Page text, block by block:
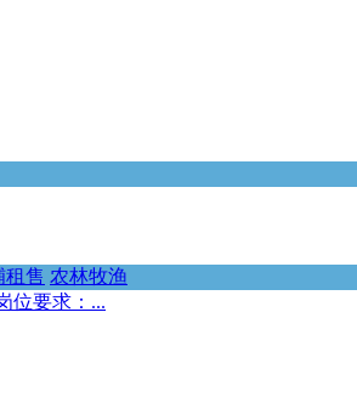
租售 农林牧渔
位要求：...